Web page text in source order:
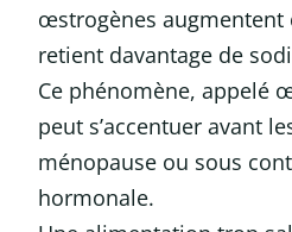
œstrogènes augmentent
retient davantage de
Ce phénomène, appelé
peut s’accentuer avant
ménopause ou sous
hormonale.